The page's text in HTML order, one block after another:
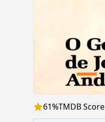
61%TMDB Score